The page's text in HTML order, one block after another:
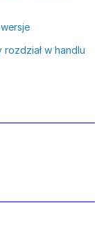
w handlu